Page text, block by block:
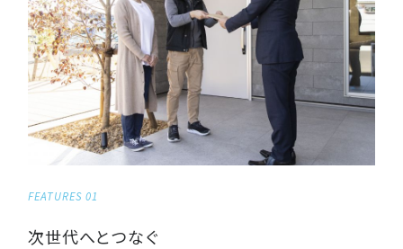
FEATURES 01
次世代へとつなぐ